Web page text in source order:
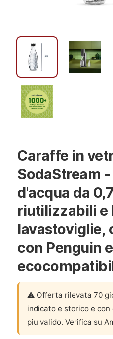
Caraffe in
SodaStream
d'acqua da
riutilizzabili e
lavastoviglie,
con Penguin
⚠️ Offerta rilevata 70
indicato e storico e
piu valido. Verifica su